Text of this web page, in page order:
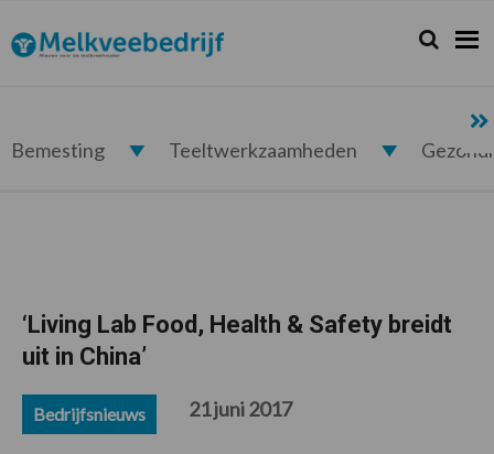
de
hoofdnavigatie
de
hoofd
de
eerste
de
voettekst
Melkveebedrijf.nl Zoeken...
Zoek
Bemesting Teeltwerkzaamheden
‘Living Lab Food, Health & Safety breidt
uit in China’
Bedrijfsnieuws 21 juni 2017